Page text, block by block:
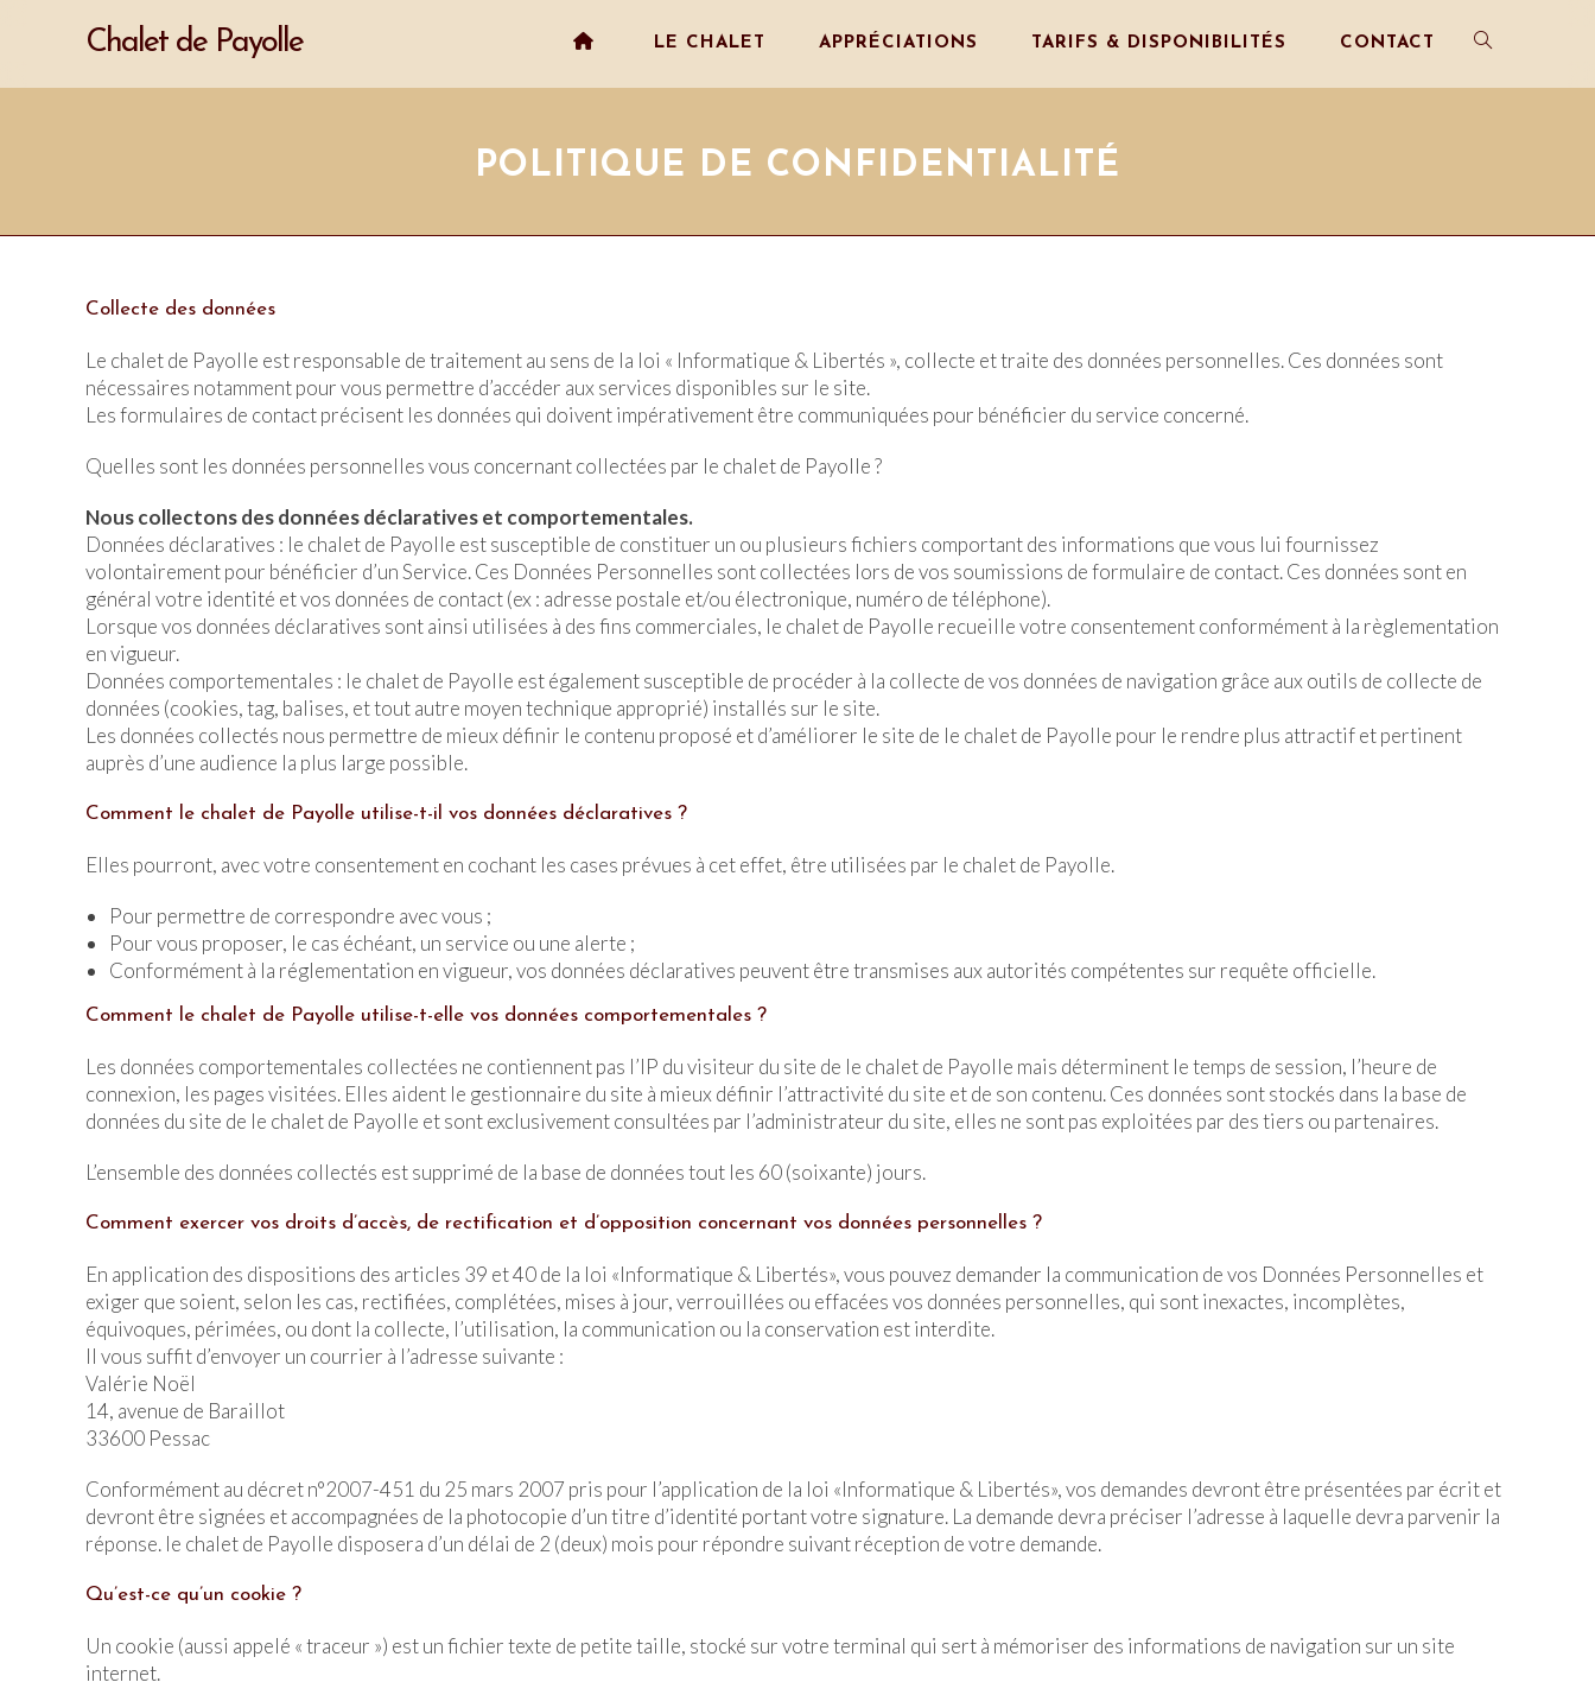
Chalet de Payolle LE CHALET APPRÉCIATIONS TARIFS & DISPONIBILITÉS CONTACT
POLITIQUE DE CONFIDENTIALITÉ
Collecte des données
Le chalet de Payolle est responsable de traitement au sens de la loi « Informatique & Libertés », collecte et traite des données personnelles. Ces données sont
nécessaires notamment pour vous permettre d’accéder aux services disponibles sur le site.
Les formulaires de contact précisent les données qui doivent impérativement être communiquées pour bénéficier du service concerné.
Quelles sont les données personnelles vous concernant collectées par le chalet de Payolle ?
Nous collectons des données déclaratives et comportementales.
Données déclaratives : le chalet de Payolle est susceptible de constituer un ou plusieurs fichiers comportant des informations que vous lui fournissez
volontairement pour bénéficier d’un Service. Ces Données Personnelles sont collectées lors de vos soumissions de formulaire de contact. Ces données sont en
général votre identité et vos données de contact (ex : adresse postale et/ou électronique, numéro de téléphone).
Lorsque vos données déclaratives sont ainsi utilisées à des fins commerciales, le chalet de Payolle recueille votre consentement conformément à la règlementation
en vigueur.
Données comportementales : le chalet de Payolle est également susceptible de procéder à la collecte de vos données de navigation grâce aux outils de collecte de
données (cookies, tag, balises, et tout autre moyen technique approprié) installés sur le site.
Les données collectés nous permettre de mieux définir le contenu proposé et d’améliorer le site de le chalet de Payolle pour le rendre plus attractif et pertinent
auprès d’une audience la plus large possible.
Comment le chalet de Payolle utilise-t-il vos données déclaratives ?
Elles pourront, avec votre consentement en cochant les cases prévues à cet effet, être utilisées par le chalet de Payolle.
Pour permettre de correspondre avec vous ;
Pour vous proposer, le cas échéant, un service ou une alerte ;
Conformément à la réglementation en vigueur, vos données déclaratives peuvent être transmises aux autorités compétentes sur requête officielle.
Comment le chalet de Payolle utilise-t-elle vos données comportementales ?
Les données comportementales collectées ne contiennent pas l’IP du visiteur du site de le chalet de Payolle mais déterminent le temps de session, l’heure de
connexion, les pages visitées. Elles aident le gestionnaire du site à mieux définir l’attractivité du site et de son contenu. Ces données sont stockés dans la base de
données du site de le chalet de Payolle et sont exclusivement consultées par l’administrateur du site, elles ne sont pas exploitées par des tiers ou partenaires.
L’ensemble des données collectés est supprimé de la base de données tout les 60 (soixante) jours.
Comment exercer vos droits d’accès, de rectification et d’opposition concernant vos données personnelles ?
En application des dispositions des articles 39 et 40 de la loi «Informatique & Libertés», vous pouvez demander la communication de vos Données Personnelles et
exiger que soient, selon les cas, rectifiées, complétées, mises à jour, verrouillées ou effacées vos données personnelles, qui sont inexactes, incomplètes,
équivoques, périmées, ou dont la collecte, l’utilisation, la communication ou la conservation est interdite.
Il vous suffit d’envoyer un courrier à l’adresse suivante :
Valérie Noël
14, avenue de Baraillot
33600 Pessac
Conformément au décret n°2007-451 du 25 mars 2007 pris pour l’application de la loi «Informatique & Libertés», vos demandes devront être présentées par écrit et
devront être signées et accompagnées de la photocopie d’un titre d’identité portant votre signature. La demande devra préciser l’adresse à laquelle devra parvenir la
réponse. le chalet de Payolle disposera d’un délai de 2 (deux) mois pour répondre suivant réception de votre demande.
Qu’est-ce qu’un cookie ?
Un cookie (aussi appelé « traceur ») est un fichier texte de petite taille, stocké sur votre terminal qui sert à mémoriser des informations de navigation sur un site
internet.